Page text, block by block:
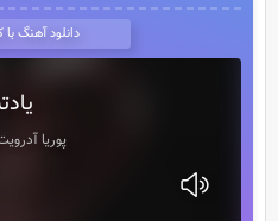
دانلود آهنگ با
پوریا